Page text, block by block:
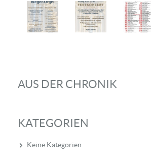
AUS DER CHRONIK
KATEGORIEN
Keine Kategorien